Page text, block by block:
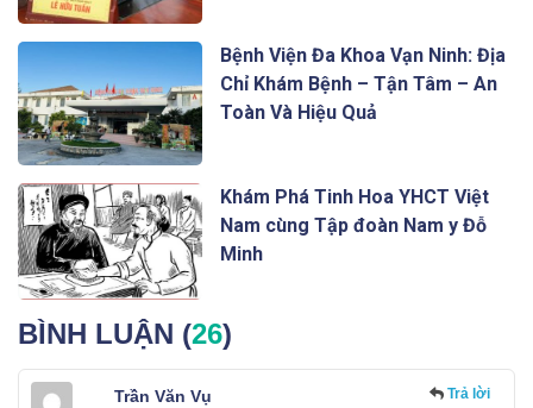
Bệnh Viện Đa Khoa Vạn Ninh: Địa
Chỉ Khám Bệnh – Tận Tâm – An
Toàn Và Hiệu Quả
Khám Phá Tinh Hoa YHCT Việt
Nam cùng Tập đoàn Nam y Đỗ
Minh
BÌNH LUẬN (26)
Trần Văn Vụ Trả lời